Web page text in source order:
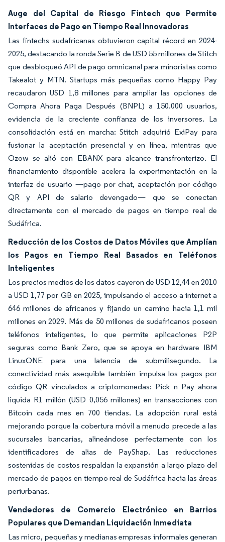
Auge del Capital de Riesgo Fintech que Permite
Interfaces de Pago en Tiempo Real Innovadoras
Las fintechs sudafricanas obtuvieron capital récord en 2024-
2025, destacando la ronda Serie B de USD 55 millones de Stitch
que desbloqueó API de pago omnicanal para minoristas como
Takealot y MTN. Startups más pequeñas como Happy Pay
recaudaron USD 1,8 millones para ampliar las opciones de
Compra Ahora Paga Después (BNPL) a 150.000 usuarios,
evidencia de la creciente confianza de los inversores. La
consolidación está en marcha: Stitch adquirió ExiPay para
fusionar la aceptación presencial y en línea, mientras que
Ozow se alió con EBANX para alcance transfronterizo. El
financiamiento disponible acelera la experimentación en la
interfaz de usuario —pago por chat, aceptación por código
QR y API de salario devengado— que se conectan
directamente con el mercado de pagos en tiempo real de
Sudáfrica.
Reducción de los Costos de Datos Móviles que Amplían
los Pagos en Tiempo Real Basados en Teléfonos
Inteligentes
Los precios medios de los datos cayeron de USD 12,44 en 2010
a USD 1,77 por GB en 2025, impulsando el acceso a internet a
646 millones de africanos y fijando un camino hacia 1,1 mil
millones en 2029. Más de 50 millones de sudafricanos poseen
teléfonos inteligentes, lo que permite aplicaciones P2P
seguras como Bank Zero, que se apoya en hardware IBM
LinuxONE para una latencia de submilisegundo. La
conectividad más asequible también impulsa los pagos por
código QR vinculados a criptomonedas: Pick n Pay ahora
liquida R1 millón (USD 0,056 millones) en transacciones con
Bitcoin cada mes en 700 tiendas. La adopción rural está
mejorando porque la cobertura móvil a menudo precede a las
sucursales bancarias, alineándose perfectamente con los
identificadores de alias de PayShap. Las reducciones
sostenidas de costos respaldan la expansión a largo plazo del
mercado de pagos en tiempo real de Sudáfrica hacia las áreas
periurbanas.
Vendedores de Comercio Electrónico en Barrios
Populares que Demandan Liquidación Inmediata
Las micro, pequeñas y medianas empresas informales generan